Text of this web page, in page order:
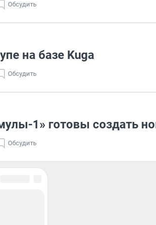
Обсудить
на базе Kuga
Обсудить
1» готовы создать
Обсудить